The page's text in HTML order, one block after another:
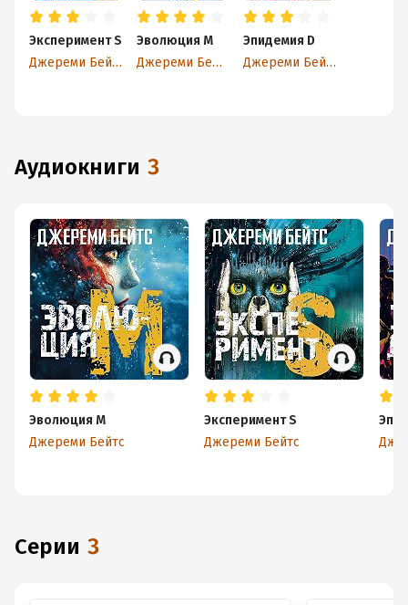
Эксперимент S
Джереми Бейтс
Эволюция M
Джереми Бейтс
Эпидемия D
Джереми Бейтс
аудиокниги 3
Эволюция M
Джереми Бейтс
Эксперимент S
Джереми Бейтс
Серии 3